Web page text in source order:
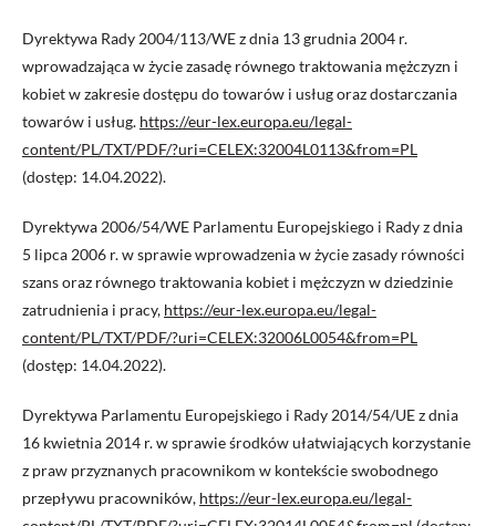
Dyrektywa Rady 2004/113/WE z dnia 13 grudnia 2004 r.
wprowadzająca w życie zasadę równego traktowania mężczyzn i
kobiet w zakresie dostępu do towarów i usług oraz dostarczania
towarów i usług. https://eur-lex.europa.eu/legal-
content/PL/TXT/PDF/?uri=CELEX:32004L0113&from=PL
(dostęp: 14.04.2022).
Dyrektywa 2006/54/WE Parlamentu Europejskiego i Rady z dnia
5 lipca 2006 r. w sprawie wprowadzenia w życie zasady równości
szans oraz równego traktowania kobiet i mężczyzn w dziedzinie
zatrudnienia i pracy, https://eur-lex.europa.eu/legal-
content/PL/TXT/PDF/?uri=CELEX:32006L0054&from=PL
(dostęp: 14.04.2022).
Dyrektywa Parlamentu Europejskiego i Rady 2014/54/UE z dnia
16 kwietnia 2014 r. w sprawie środków ułatwiających korzystanie
z praw przyznanych pracownikom w kontekście swobodnego
przepływu pracowników, https://eur-lex.europa.eu/legal-